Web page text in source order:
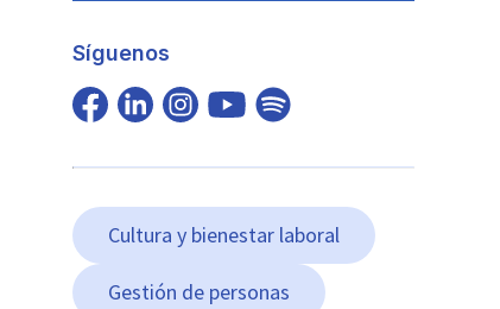
Síguenos
Cultura y bienestar laboral
Gestión de personas